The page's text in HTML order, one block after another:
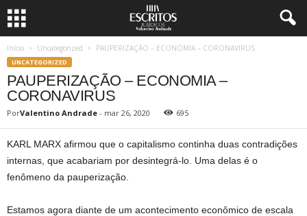
Início Uncategorized PAUPERIZAÇÃO – ECONOMIA – CORONAVIRUS
UNCATEGORIZED
PAUPERIZAÇÃO – ECONOMIA –
CORONAVIRUS
PorValentino Andrade - mar 26, 2020 695
KARL MARX afirmou que o capitalismo continha duas contradições
internas, que acabariam por desintegrá-lo. Uma delas é o
fenômeno da pauperização.
Estamos agora diante de um acontecimento econômico de escala